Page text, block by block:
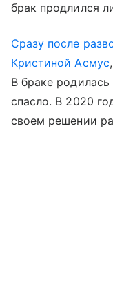
брак продлился
Сразу после
Кристиной Асмус
В браке родилась
спасло. В 2020
своем решении